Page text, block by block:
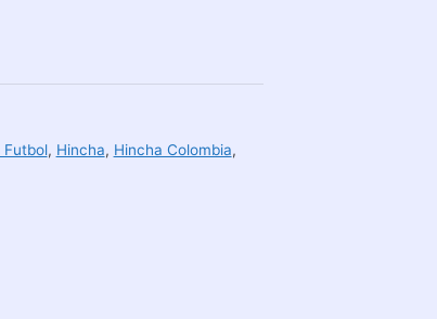
Futbol, Hincha, Hincha Colombia,